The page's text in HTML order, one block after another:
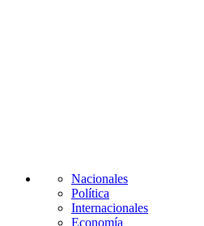
Nacionales
Política
Internacionales
Economía